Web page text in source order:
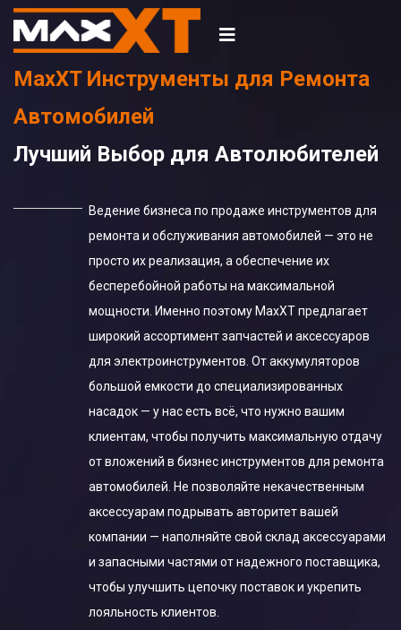
MaxXT Инструменты для Ремонта
Автомобилей
Лучший Выбор для Автолюбителей
Ведение бизнеса по продаже инструментов для
ремонта и обслуживания автомобилей — это не
просто их реализация, а обеспечение их
бесперебойной работы на максимальной
мощности. Именно поэтому MaxXT предлагает
широкий ассортимент запчастей и аксессуаров
для электроинструментов. От аккумуляторов
большой емкости до специализированных
насадок — у нас есть всё, что нужно вашим
клиентам, чтобы получить максимальную отдачу
от вложений в бизнес инструментов для ремонта
автомобилей. Не позволяйте некачественным
аксессуарам подрывать авторитет вашей
компании — наполняйте свой склад аксессуарами
и запасными частями от надежного поставщика,
чтобы улучшить цепочку поставок и укрепить
лояльность клиентов.